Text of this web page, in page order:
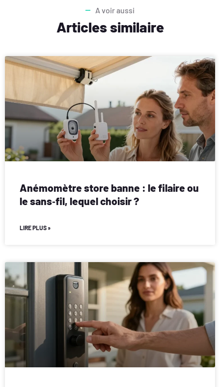
A voir aussi
Articles similaire
Anémomètre store banne : le filaire ou
le sans‑fil, lequel choisir ?
LIRE PLUS »